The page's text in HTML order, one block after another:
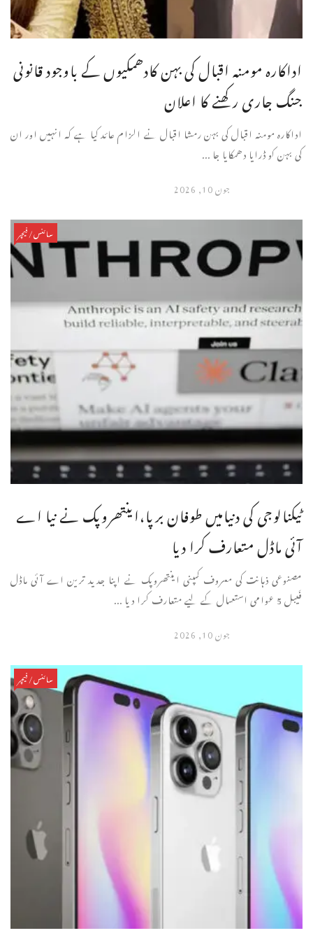
اداکارہ مومنہ اقبال کی بہن کادھمکیوں کے باوجود قانونی
جنگ جاری رکھنے کا اعلان
اداکارہ مومنہ اقبال کی بہن رمشا اقبال نے الزام عائد کیا ہے کہ انہیں اور ان
کی بہن کو ڈرایا دھمکایا جا ...
جون 10, 2026
سائنس/فیچر
ٹیکنالوجی کی دنیامیں طوفان برپا،اینتھروپک نے نیا اے
آئی ماڈل متعارف کرا دیا
مصنوعی ذہانت کی معروف کمپنی اینتھروپک نے اپنا جدید ترین اے آئی ماڈل
فَیبل 5 عوامی استعمال کے لیے متعارف کرا دیا ...
جون 10, 2026
سائنس/فیچر